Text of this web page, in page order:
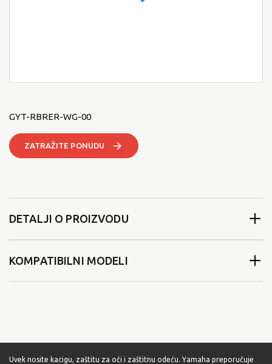
GYT-RBRER-WG-00
ZATRAŽITE PONUDU
DETALJI O PROIZVODU
KOMPATIBILNI MODELI
Uvek nosite kacigu, zaštitu za oči i zaštitnu odeću. Yamaha preporučuje